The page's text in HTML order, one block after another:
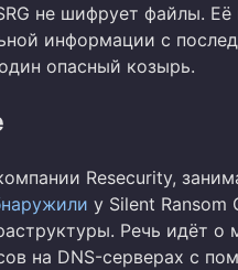
не шифрует файлы.
информации с
опасный козырь.
Resecurity,
у Silent Ransom
Речь идёт о
на DNS-серверах с